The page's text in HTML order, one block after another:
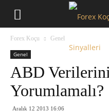
Forex Koçu Genel
Genel
ABD
Yorumlamalı?
Aralık 12 2013 16:06